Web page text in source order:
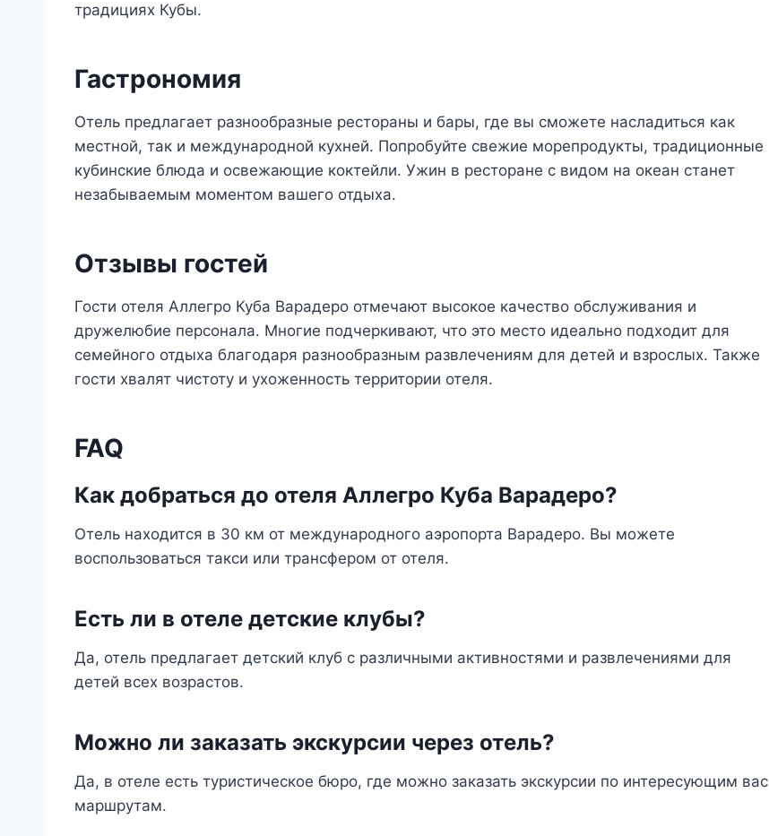
традициях Кубы.
Гастрономия
Отель предлагает разнообразные рестораны и бары, где вы сможете насладиться как
местной, так и международной кухней. Попробуйте свежие морепродукты, традиционные
кубинские блюда и освежающие коктейли. Ужин в ресторане с видом на океан станет
незабываемым моментом вашего отдыха.
Отзывы гостей
Гости отеля Аллегро Куба Варадеро отмечают высокое качество обслуживания и
дружелюбие персонала. Многие подчеркивают, что это место идеально подходит для
семейного отдыха благодаря разнообразным развлечениям для детей и взрослых. Также
гости хвалят чистоту и ухоженность территории отеля.
FAQ
Как добраться до отеля Аллегро Куба Варадеро?
Отель находится в 30 км от международного аэропорта Варадеро. Вы можете
воспользоваться такси или трансфером от отеля.
Есть ли в отеле детские клубы?
Да, отель предлагает детский клуб с различными активностями и развлечениями для
детей всех возрастов.
Можно ли заказать экскурсии через отель?
Да, в отеле есть туристическое бюро, где можно заказать экскурсии по интересующим вас
маршрутам.